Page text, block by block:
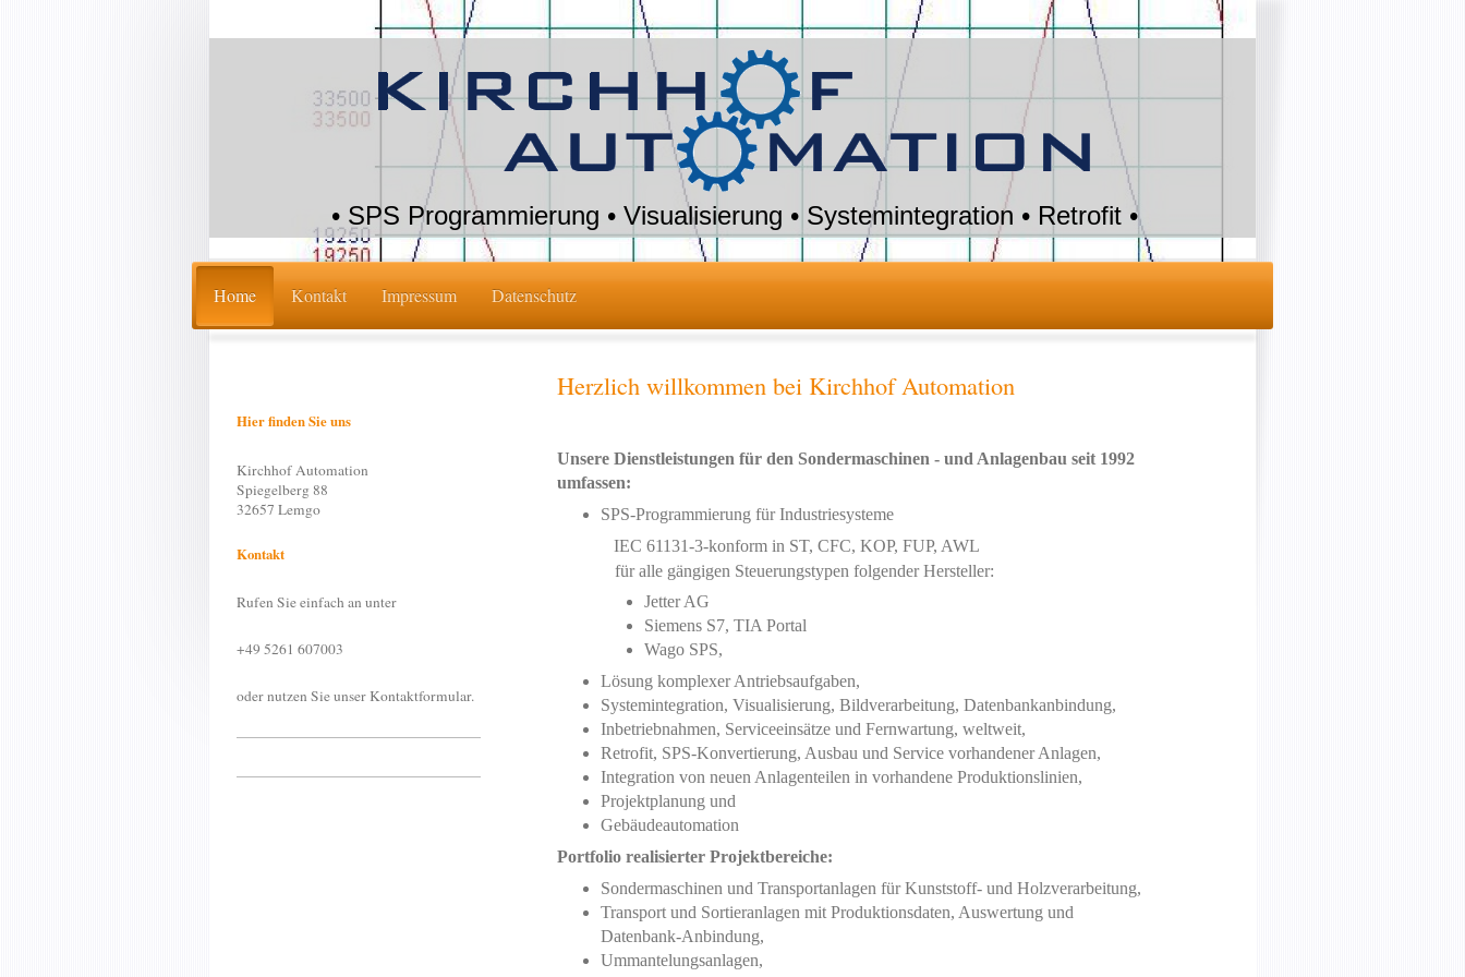
• SPS Programmierung • Visualisierung • Systemintegration • Retrofit •
Home Kontakt Impressum Datenschutz
Herzlich willkommen bei Kirchhof Automation
Unsere Dienstleistungen für den Sondermaschinen - und Anlagenbau seit 1992
umfassen:
SPS-Programmierung für Industriesysteme
IEC 61131-3-konform in ST, CFC, KOP, FUP, AWL
für alle gängigen Steuerungstypen folgender Hersteller:
Jetter AG
Siemens S7, TIA Portal
Wago SPS,
Lösung komplexer Antriebsaufgaben,
Systemintegration, Visualisierung, Bildverarbeitung, Datenbankanbindung,
Inbetriebnahmen, Serviceeinsätze und Fernwartung, weltweit,
Retrofit, SPS-Konvertierung, Ausbau und Service vorhandener Anlagen,
Integration von neuen Anlagenteilen in vorhandene Produktionslinien,
Projektplanung und
Gebäudeautomation
Portfolio realisierter Projektbereiche:
Sondermaschinen und Transportanlagen für Kunststoff- und Holzverarbeitung,
Transport und Sortieranlagen mit Produktionsdaten, Auswertung und
Datenbank-Anbindung,
Ummantelungsanlagen,
Hier finden Sie uns
Kirchhof Automation
Spiegelberg 88
32657 Lemgo
Kontakt
Rufen Sie einfach an unter
+49 5261 607003
oder nutzen Sie unser Kontaktformular.